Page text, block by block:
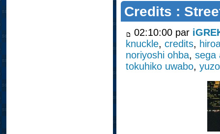
Credits :
02:10:00 par
knuckle,credits,
noriyoshi ohba,sega
tokuhiko uwabo,